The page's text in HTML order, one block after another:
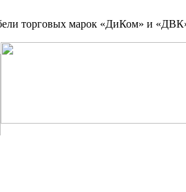
торговых марок «ДиКом» и